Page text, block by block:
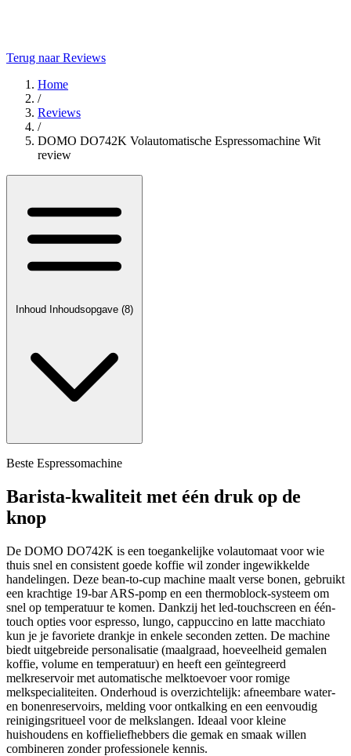
Terug naar Reviews
Home
/
Reviews
/
DOMO DO742K Volautomatische Espressomachine Wit
review
Inhoud Inhoudsopgave (8)
Beste Espressomachine
Barista-kwaliteit met één druk op de
knop
De DOMO DO742K is een toegankelijke volautomaat voor wie
thuis snel en consistent goede koffie wil zonder ingewikkelde
handelingen. Deze bean-to-cup machine maalt verse bonen, gebruikt
een krachtige 19-bar ARS-pomp en een thermoblock-systeem om
snel op temperatuur te komen. Dankzij het led-touchscreen en één-
touch opties voor espresso, lungo, cappuccino en latte macchiato
kun je je favoriete drankje in enkele seconden zetten. De machine
biedt uitgebreide personalisatie (maalgraad, hoeveelheid gemalen
koffie, volume en temperatuur) en heeft een geïntegreerd
melkreservoir met automatische melktoevoer voor romige
melkspecialiteiten. Onderhoud is overzichtelijk: afneembare water-
en bonenreservoirs, melding voor ontkalking en een eenvoudig
reinigingsritueel voor de melkslangen. Ideaal voor kleine
huishoudens en koffieliefhebbers die gemak en smaak willen
combineren zonder professionele kennis.